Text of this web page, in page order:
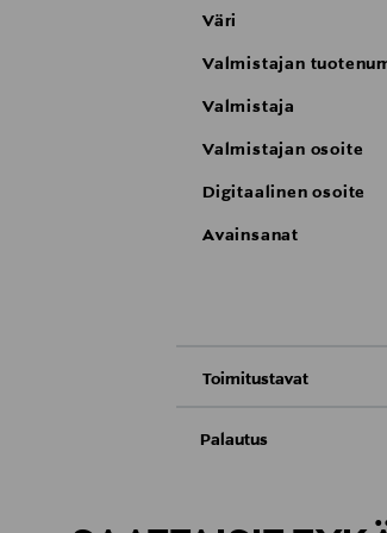
Väri
Valmistajan
Valmistaja
Valmistajan osoite
Digitaalinen osoite
Avainsanat
Toimitustavat
Palautus